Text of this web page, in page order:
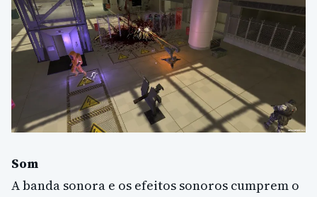
Som
A banda sonora e os efeitos sonoros cumprem o